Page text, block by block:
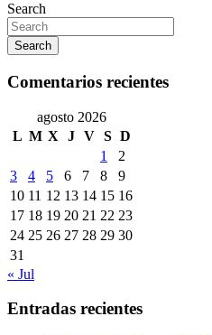
Search
Search
Comentarios recientes
agosto 2026
L M X J V S D
1
2
3
4 5 6 7 8
9
10 11 12 13 14 15 16
17 18 19 20 21 22 23
24 25 26 27 28 29 30
31
« Jul
Entradas recientes